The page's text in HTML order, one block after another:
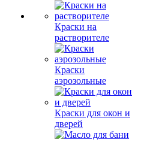
Краски на
растворителе
Краски
аэрозольные
Краски для окон и
дверей